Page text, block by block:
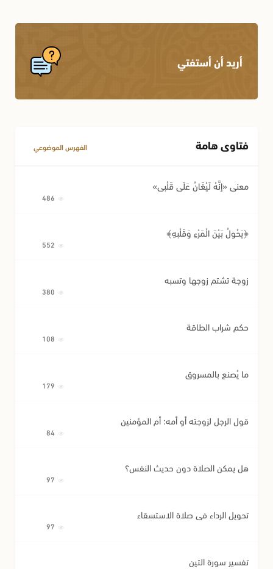
أريد أن أستفتي
فتاوى هامة الفهرس الموضوعي
معنى «إِنَّهُ لَيُغَانُ عَلَى قَلْبِي»
﴿يَحُولُ بَيْنَ الْمَرْءِ وَقَلْبِهِ﴾
زوجة تشتم زوجها وتسبه
حكم شراب الطاقة
ما يُصنع بالمسروق
قول الرجل لزوجته أو أمه: أم المؤمنين
هل يمكن الصلاة دون حديث النفس؟
تحويل الرداء في صلاة الاستسقاء
تفسير سورة التين